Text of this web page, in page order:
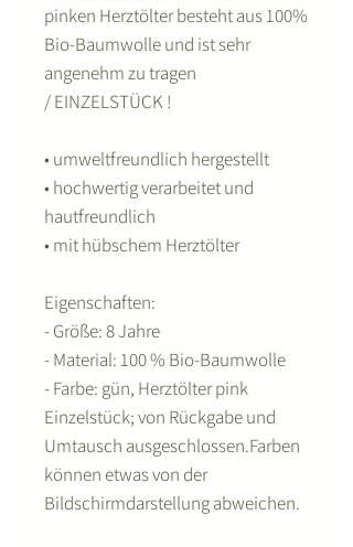
pinken Herztölter besteht aus 100%
Bio-Baumwolle und ist sehr
angenehm zu tragen
/ EINZELSTÜCK !
• umweltfreundlich hergestellt
• hochwertig verarbeitet und
hautfreundlich
• mit hübschem Herztölter
Eigenschaften:
- Größe: 8 Jahre
- Material: 100 % Bio-Baumwolle
- Farbe: gün, Herztölter pink
Einzelstück; von Rückgabe und
Umtausch ausgeschlossen.Farben
können etwas von der
Bildschirmdarstellung abweichen.